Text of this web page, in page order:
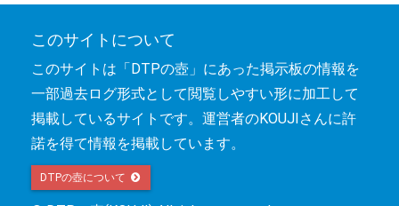
このサイトについて
このサイトは「DTPの壺」にあった掲示板の情報を
一部過去ログ形式として閲覧しやすい形に加工して
掲載しているサイトです。運営者のKOUJIさんに許
諾を得て情報を掲載しています。
DTPの壺について